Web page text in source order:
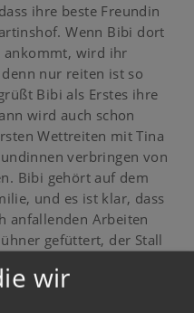
ihre beste Freundin
Wenn Bibi dort
ankommt, wird ihr
nur reiten ist so
Bibi als Erstes ihre
wird auch schon
Wettreiten mit Tina
verbringen von
Bibi gehört auf dem
und es ist klar, dass
anfallenden Arbeiten
gefüttert, der Stall
besteht darauf, dass
erledigt werden. Zum
wir